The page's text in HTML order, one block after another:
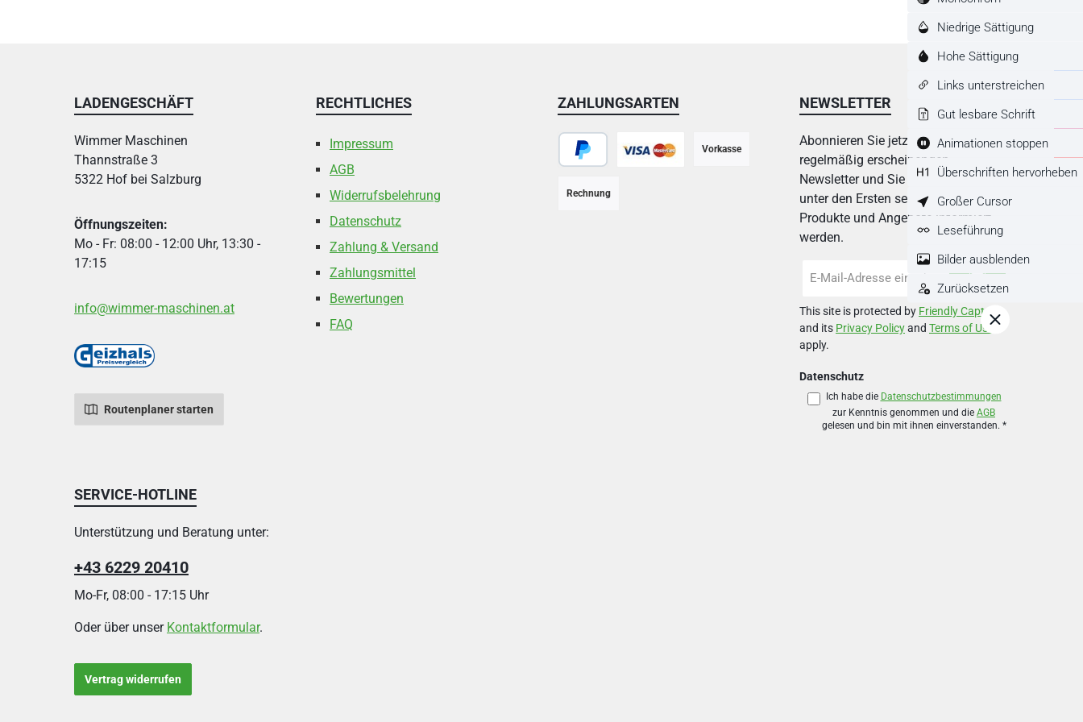
LADENGESCHÄFT
Wimmer Maschinen
Thannstraße 3
5322 Hof bei Salzburg
Öffnungszeiten:
Mo - Fr: 08:00 - 12:00 Uhr, 13:30 -
17:15
info@wimmer-maschinen.at
Routenplaner starten
RECHTLICHES
Impressum
AGB
Widerrufsbelehrung
Datenschutz
Zahlung & Versand
Zahlungsmittel
Bewertungen
FAQ
ZAHLUNGSARTEN
Vorkasse
Rechnung
NEWSLETTER
Abonnieren Sie jetzt einfach unseren
regelmäßig erscheinenden
Newsletter und Sie werden stets
unter den Ersten sein, über neue
Produkte und Angebote informiert
werden.
Mail-
*
This site is protected by Friendly Captcha
and its Privacy Policyand Terms of Use
apply.
Datenschutz
Ich habe die Datenschutzbestimmungen
zur Kenntnis genommen und die AGB
gelesen und bin mit ihnen einverstanden. *
SERVICE-HOTLINE
Unterstützung und Beratung unter:
+43 6229 20410
Mo-Fr, 08:00 - 17:15 Uhr
Oder über unser Kontaktformular.
Vertrag widerrufen
Niedrige Sättigung
Hohe Sättigung
Links unterstreichen
Gut lesbare Schrift
Animationen stoppen
Überschriften hervorheben
Großer Cursor
Leseführung
Bilder ausblenden
Zurücksetzen